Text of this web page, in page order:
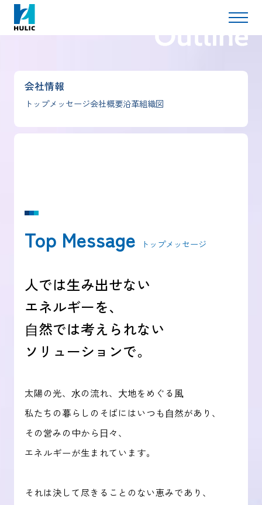
会社情報
トップメッセージ会社概要沿革組織図
Top Message トップメッセージ
人では生み出せない
エネルギーを、
⾃然では考えられない
ソリューションで。
太陽の光、⽔の流れ、⼤地をめぐる⾵
私たちの暮らしのそばにはいつも⾃然があり、
その営みの中から⽇々、
エネルギーが生まれています。
それは決して尽きることのない恵みであり、